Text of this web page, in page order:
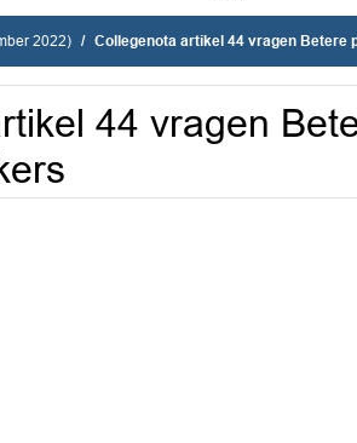
2022) Collegenota artikel 44 vragen Betere
44 vragen